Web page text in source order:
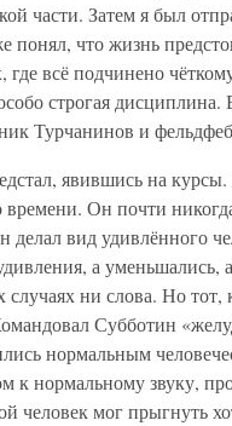
части. Затем я был
понял, что жизнь
всё подчинено
строгая
Турчанинов и
явившись на
времени. Он почти
вид удивлённого
а
ни слова. Но
Субботин
нормальным
к нормальному звуку,
человек мог прыгнуть